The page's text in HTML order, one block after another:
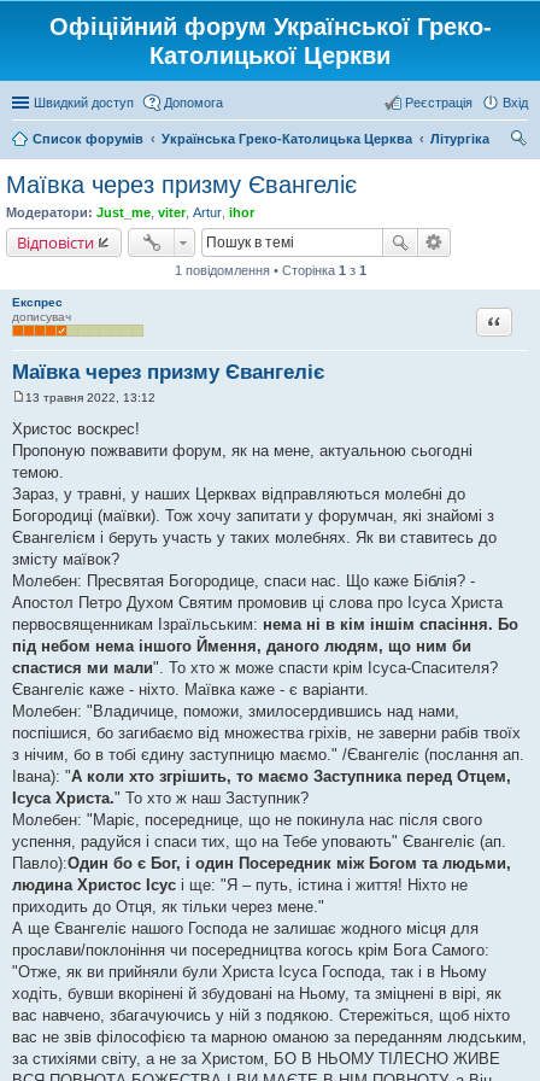
Офіційний форум Української Греко-
Католицької Церкви
Швидкий доступ Допомога Вхід
Реєстрація
Список форумів Українська Греко-Католицька Церква
Літургіка
Маївка через призму Євангеліє
Модератори: Just_me viter, Artur ihor
Відповісти
1 повідомлення • Сторінка 1 з 1
Експрес
дописувач
Маївка через призму Євангеліє
Цитата
в
і
о
м
е
н
н
я
13 травня 2022, 13:12
Христос воскрес!
Пропоную пожвавити форум, як на мене, актуальною сьогодні
темою.
Зараз, у травні, у наших Церквах відправляються молебні до
Богородиці (маївки). Тож хочу запитати у форумчан, які знайомі з
Євангелієм і беруть участь у таких молебнях. Як ви ставитесь до
змісту маївок?
Молебен: Пресвятая Богородице, спаси нас. Що каже Біблія? -
Апостол Петро Духом Святим промовив ці слова про Ісуса Христа
первосвященникам Ізраїльським: нема ні в кім іншім спасіння. Бо
під небом нема іншого Ймення, даного людям, що ним би
спастися ми мали". То хто ж може спасти крім Ісуса-Спасителя?
Євангеліє каже - ніхто. Маївка каже - є варіанти.
Молебен: "Владичице, поможи, змилосердившись над нами,
поспішися, бо загибаємо від множества гріхів, не заверни рабів твоїх
з нічим, бо в тобі єдину заступницю маємо." /Євангеліє (послання ап.
Івана): "А коли хто згрішить, то маємо Заступника перед Отцем,
Ісуса Христа." То хто ж наш Заступник?
Молебен: "Маріє, посереднице, що не покинула нас після свого
успення, радуйся і спаси тих, що на Тебе уповають" Євангеліє (ап.
Павло):Один бо є Бог, і один Посередник між Богом та людьми,
людина Христос Ісус і ще: "Я – путь, істина і життя! Ніхто не
приходить до Отця, як тільки через мене."
А ще Євангеліє нашого Господа не залишає жодного місця для
прослави/поклоніння чи посередництва когось крім Бога Самого:
"Отже, як ви прийняли були Христа Ісуса Господа, так і в Ньому
ходіть, бувши вкорінені й збудовані на Ньому, та зміцнені в вірі, як
вас навчено, збагачуючись у ній з подякою. Стережіться, щоб ніхто
вас не звів філософією та марною оманою за переданням людським,
за стихіями світу, а не за Христом, БО В НЬОМУ ТІЛЕСНО ЖИВЕ